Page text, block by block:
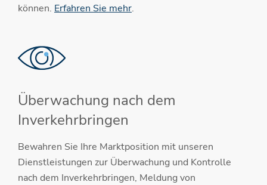
können. Erfahren Sie mehr.
Überwachung nach dem
Inverkehrbringen
Bewahren Sie Ihre Marktposition mit unseren
Dienstleistungen zur Überwachung und Kontrolle
nach dem Inverkehrbringen, Meldung von